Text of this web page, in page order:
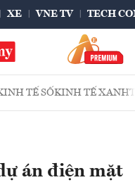
XE VNE TV TECH
TẾ SỐKINH TẾ XANH
án điện mặt